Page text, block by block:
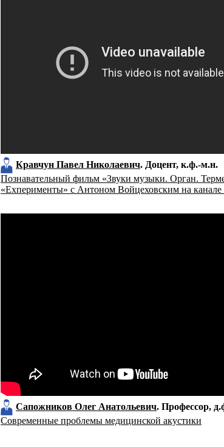
Кравчун Павел Николаевич Доцент к.ф.-м.н.
Познавательный фильм «Звуки музыки. Орган.
«Exперименты» с Антоном Войцеховским на
Сапожников Олег Анатольевич Профессор
Современные проблемы медицинской акустики